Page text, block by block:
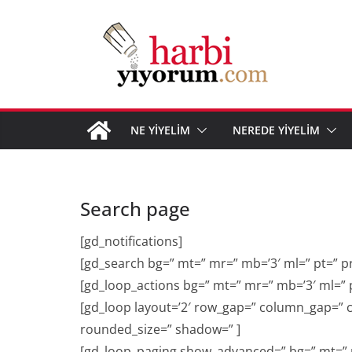
NE YİYELİM NEREDE YİYELİM
Search page
[gd_notifications]
[gd_search bg=” mt=” mr=” mb=’3′ ml=”
[gd_loop_actions bg=” mt=” mr=” mb=’3′
[gd_loop layout=’2′ row_gap=”
rounded_size=” shadow=” ]